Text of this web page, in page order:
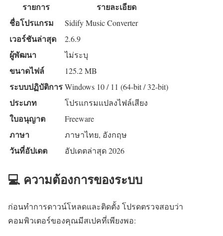
รายการ
รายละเอียด
ชื่อโปรแกรม
Sidify Music Converter
เวอร์ชันล่าสุด 2.6.9
ผู้พัฒนา ไม่ระบุ
ขนาดไฟล์ 125.2 MB
ระบบปฏิบัติการWindows 10 / 11 (64-bit / 32-bit)
ประเภท โปรแกรมแปลงไฟล์เสียง
ใบอนุญาต Freeware
ภาษา ภาษาไทย, อังกฤษ
วันที่อัปเดต อัปเดตล่าสุด 2026
💻 ความต้องการของระบบ
ก่อนทำการดาวน์โหลดและติดตั้ง โปรดตรวจสอบว่า
คอมพิวเตอร์ของคุณมีสเปคที่เพียงพอ: